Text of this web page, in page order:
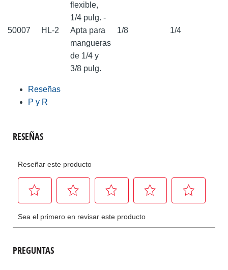
50007 HL-2
f lexible,
1/4 pulg. -
Apta para
mangueras
de 1/4 y
3/8 pulg.
1/8 1/4
Reseñas
P y R
PREGUNTAS